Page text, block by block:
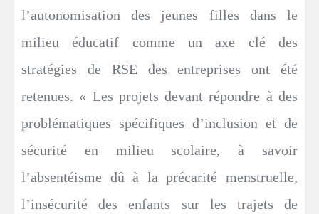
l’autonomisation des jeunes filles dans le
milieu éducatif comme un axe clé des
stratégies de RSE des entreprises ont été
retenues. « Les projets devant répondre à des
problématiques spécifiques d’inclusion et de
sécurité en milieu scolaire, à savoir
l’absentéisme dû à la précarité menstruelle,
l’insécurité des enfants sur les trajets de